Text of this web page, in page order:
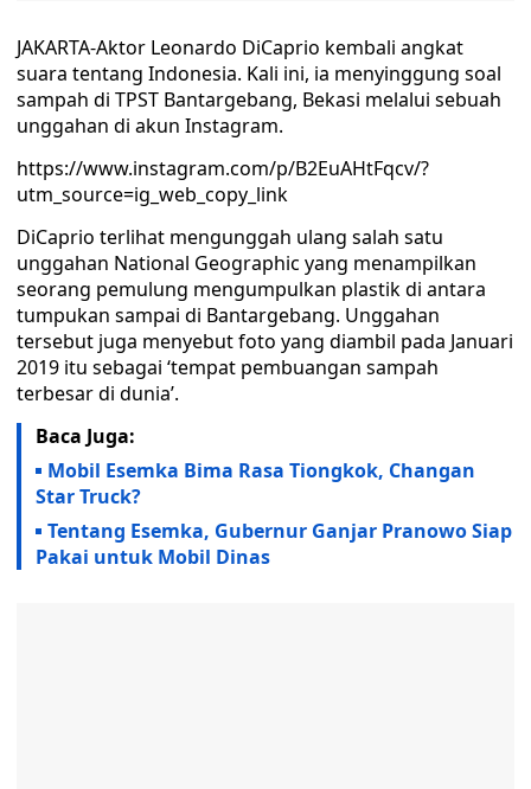
JAKARTA-Aktor Leonardo DiCaprio kembali angkat
suara tentang Indonesia. Kali ini, ia menyinggung soal
sampah di TPST Bantargebang, Bekasi melalui sebuah
unggahan di akun Instagram.
https://www.instagram.com/p/B2EuAHtFqcv/?
utm_source=ig_web_copy_link
DiCaprio terlihat mengunggah ulang salah satu
unggahan National Geographic yang menampilkan
seorang pemulung mengumpulkan plastik di antara
tumpukan sampai di Bantargebang. Unggahan
tersebut juga menyebut foto yang diambil pada Januari
2019 itu sebagai ‘tempat pembuangan sampah
terbesar di dunia’.
Baca Juga:
Mobil Esemka Bima Rasa Tiongkok, Changan
Star Truck?
Tentang Esemka, Gubernur Ganjar Pranowo Siap
Pakai untuk Mobil Dinas